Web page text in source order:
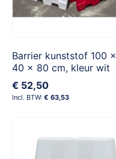
Barrier kunststof 100 x
40 x 80 cm, kleur wit
€ 52,50
€ 63,53